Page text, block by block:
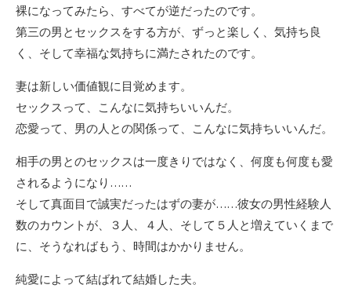
裸になってみたら、すべてが逆だったのです。
第三の男とセックスをする方が、ずっと楽しく、気持ち良
く、そして幸福な気持ちに満たされたのです。
妻は新しい価値観に目覚めます。
セックスって、こんなに気持ちいいんだ。
恋愛って、男の人との関係って、こんなに気持ちいいんだ。
相手の男とのセックスは一度きりではなく、何度も何度も愛
されるようになり……
そして真面目で誠実だったはずの妻が……彼女の男性経験人
数のカウントが、３人、４人、そして５人と増えていくまで
に、そうなればもう、時間はかかりません。
純愛によって結ばれて結婚した夫。